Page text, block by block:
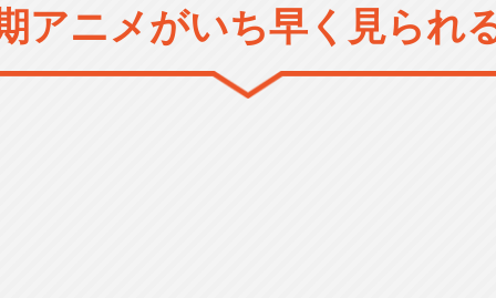
アニメがいち早く見られ